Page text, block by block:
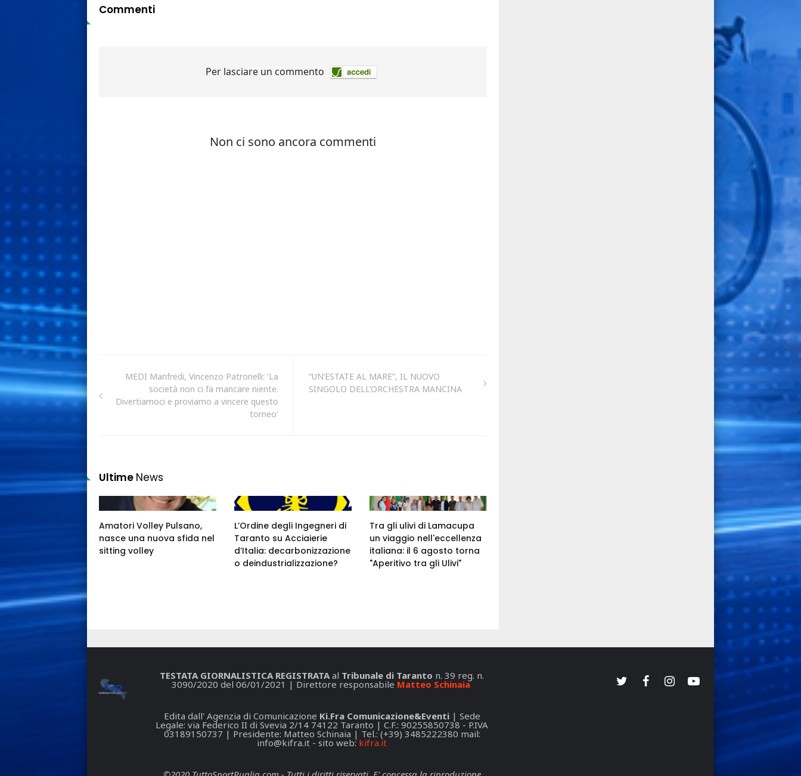
Commenti
MEDI Manfredi, Vincenzo Patronelli: 'La
società non ci fa mancare niente.
Divertiamoci e proviamo a vincere questo
torneo'
“UN’ESTATE AL MARE”, IL NUOVO
SINGOLO DELL’ORCHESTRA MANCINA
Ultime News
Amatori Volley Pulsano,
nasce una nuova sfida nel
sitting volley
L’Ordine degli Ingegneri di
Taranto su Acciaierie
d’Italia: decarbonizzazione
o deindustrializzazione?
Tra gli ulivi di Lamacupa
un viaggio nell'eccellenza
italiana: il 6 agosto torna
"Aperitivo tra gli Ulivi"
TESTATA GIORNALISTICA REGISTRATAal Tribunale di Taranto n. 39 reg. n.
3090/2020 del 06/01/2021 | Direttore responsabile Matteo Schinaia
Edita dall' Agenzia di Comunicazione Ki.Fra Comunicazione&Eventi| Sede
Legale: via Federico II di Svevia 2/14 74122 Taranto | C.F.: 90255850738 - P.IVA
03189150737 | Presidente: Matteo Schinaia | Tel.: (+39) 3485222380 mail:
info@kifra.it - sito web: kifra.it